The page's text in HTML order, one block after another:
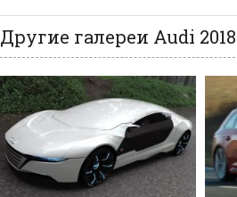
Другие галереи Audi